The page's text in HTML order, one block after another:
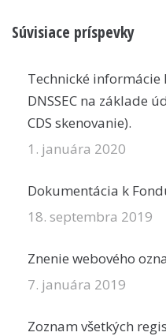
Súvisiace príspevky
Technické
DNSSEC na základe
CDS skenovanie).
1. januára 2020
Dokumentácia k
18. septembra 2019
Znenie webového
7. januára 2019
Zoznam všetkých